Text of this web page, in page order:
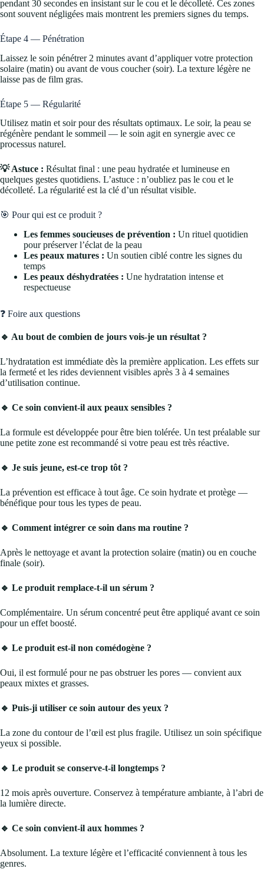
pendant 30 secondes en insistant sur le cou et le décolleté. Ces zones
sont souvent négligées mais montrent les premiers signes du temps.
Étape 4 — Pénétration
Laissez le soin pénétrer 2 minutes avant d’appliquer votre protection
solaire (matin) ou avant de vous coucher (soir). La texture légère ne
laisse pas de film gras.
Étape 5 — Régularité
Utilisez matin et soir pour des résultats optimaux. Le soir, la peau se
régénère pendant le sommeil — le soin agit en synergie avec ce
processus naturel.
💡 Astuce : Résultat final : une peau hydratée et lumineuse en
quelques gestes quotidiens. L’astuce : n’oubliez pas le cou et le
décolleté. La régularité est la clé d’un résultat visible.
🎯 Pour qui est ce produit ?
Les femmes soucieuses de prévention : Un rituel quotidien
pour préserver l’éclat de la peau
Les peaux matures : Un soutien ciblé contre les signes du
temps
Les peaux déshydratées : Une hydratation intense et
respectueuse
❓ Foire aux questions
🔹 Au bout de combien de jours vois-je un résultat ?
L’hydratation est immédiate dès la première application. Les effets sur
la fermeté et les rides deviennent visibles après 3 à 4 semaines
d’utilisation continue.
🔹 Ce soin convient-il aux peaux sensibles ?
La formule est développée pour être bien tolérée. Un test préalable sur
une petite zone est recommandé si votre peau est très réactive.
🔹 Je suis jeune, est-ce trop tôt ?
La prévention est efficace à tout âge. Ce soin hydrate et protège —
bénéfique pour tous les types de peau.
🔹 Comment intégrer ce soin dans ma routine ?
Après le nettoyage et avant la protection solaire (matin) ou en couche
finale (soir).
🔹 Le produit remplace-t-il un sérum ?
Complémentaire. Un sérum concentré peut être appliqué avant ce soin
pour un effet boosté.
🔹 Le produit est-il non comédogène ?
Oui, il est formulé pour ne pas obstruer les pores — convient aux
peaux mixtes et grasses.
🔹 Puis-ji utiliser ce soin autour des yeux ?
La zone du contour de l’œil est plus fragile. Utilisez un soin spécifique
yeux si possible.
🔹 Le produit se conserve-t-il longtemps ?
12 mois après ouverture. Conservez à température ambiante, à l’abri de
la lumière directe.
🔹 Ce soin convient-il aux hommes ?
Absolument. La texture légère et l’efficacité conviennent à tous les
genres.